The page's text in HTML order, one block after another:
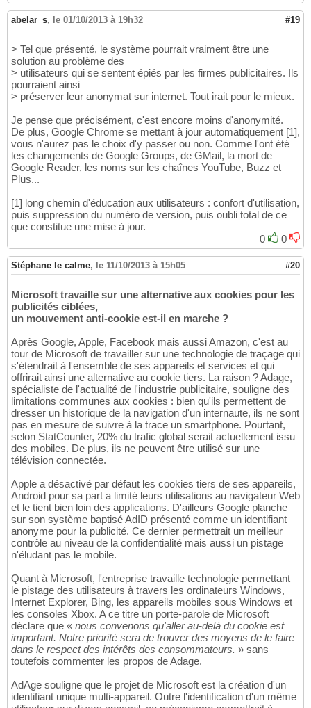
abelar_s, le 01/10/2013 à 19h32 #19
> Tel que présenté, le système pourrait vraiment être une
solution au problème des
> utilisateurs qui se sentent épiés par les firmes publicitaires. Ils
pourraient ainsi
> préserver leur anonymat sur internet. Tout irait pour le mieux.
Je pense que précisément, c'est encore moins d'anonymité.
De plus, Google Chrome se mettant à jour automatiquement [1],
vous n'aurez pas le choix d'y passer ou non. Comme l'ont été
les changements de Google Groups, de GMail, la mort de
Google Reader, les noms sur les chaînes YouTube, Buzz et
Plus...
[1] long chemin d'éducation aux utilisateurs : confort d'utilisation,
puis suppression du numéro de version, puis oubli total de ce
que constitue une mise à jour.
0
0
Stéphane le calme, le 11/10/2013 à 15h05 #20
Microsoft travaille sur une alternative aux cookies pour les
publicités ciblées,
un mouvement anti-cookie est-il en marche ?
Après Google, Apple, Facebook mais aussi Amazon, c'est au
tour de Microsoft de travailler sur une technologie de traçage qui
s'étendrait à l'ensemble de ses appareils et services et qui
offrirait ainsi une alternative au cookie tiers. La raison ? Adage,
spécialiste de l'actualité de l'industrie publicitaire, souligne des
limitations communes aux cookies : bien qu'ils permettent de
dresser un historique de la navigation d'un internaute, ils ne sont
pas en mesure de suivre à la trace un smartphone. Pourtant,
selon StatCounter, 20% du trafic global serait actuellement issu
des mobiles. De plus, ils ne peuvent être utilisé sur une
télévision connectée.
Apple a désactivé par défaut les cookies tiers de ses appareils,
Android pour sa part a limité leurs utilisations au navigateur Web
et le tient bien loin des applications. D'ailleurs Google planche
sur son système baptisé AdID présenté comme un identifiant
anonyme pour la publicité. Ce dernier permettrait un meilleur
contrôle au niveau de la confidentialité mais aussi un pistage
n'éludant pas le mobile.
Quant à Microsoft, l'entreprise travaille technologie permettant
le pistage des utilisateurs à travers les ordinateurs Windows,
Internet Explorer, Bing, les appareils mobiles sous Windows et
les consoles Xbox. A ce titre un porte-parole de Microsoft
déclare que « nous convenons qu'aller au-delà du cookie est
important. Notre priorité sera de trouver des moyens de le faire
dans le respect des intérêts des consommateurs. » sans
toutefois commenter les propos de Adage.
AdAge souligne que le projet de Microsoft est la création d'un
identifiant unique multi-appareil. Outre l'identification d'un même